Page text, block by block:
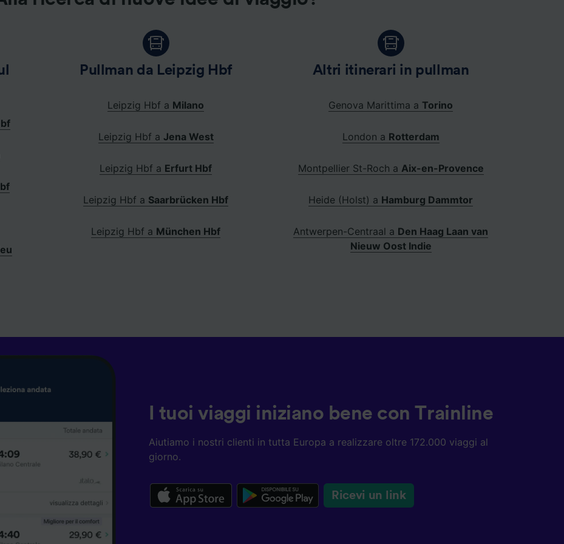
Pullman da Leipzig Hbf
Leipzig Hbf a Milano
Leipzig Hbf a Jena West
Leipzig Hbf a Erfurt Hbf
Leipzig Hbf a Saarbrücken Hbf
Leipzig Hbf a München Hbf
Altri itinerari in pullman
Genova Marittima a Torino
London a Rotterdam
Montpellier St-Roch a Aix-en-Provence
Heide (Holst) a Hamburg Dammtor
Antwerpen-Centraal a Den Haag Laan van
Nieuw Oost Indie
I tuoi viaggi iniziano bene con Trainline
Aiutiamo i nostri clienti in tutta Europa a realizzare oltre 172.000 viaggi al
giorno.
Ricevi un link